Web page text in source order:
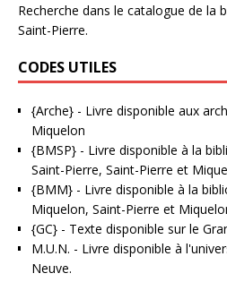
Recherche dans le catalogue de la
Saint-Pierre.
CODES UTILES
{Arche} - Livre disponible aux
Miquelon
{BMSP} - Livre disponible à la
Saint-Pierre, Saint-Pierre et
{BMM} - Livre disponible à la
Miquelon, Saint-Pierre et
{GC} - Texte disponible sur le
M.U.N. - Livre disponible à
Neuve.